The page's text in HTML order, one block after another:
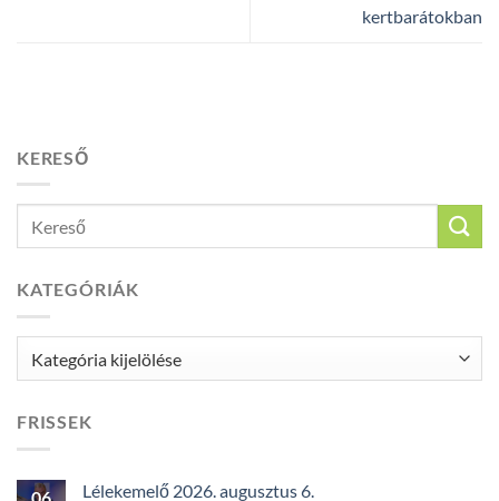
kertbarátokban
KERESŐ
KATEGÓRIÁK
FRISSEK
06 Lélekemelő 2026. augusztus 6.